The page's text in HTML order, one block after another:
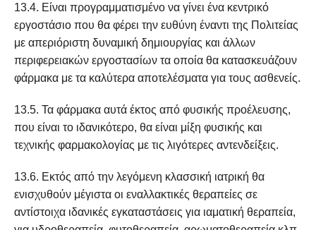
13.4. Είναι προγραμματισμένο να γίνει ένα κεντρικό
εργοστάσιο που θα φέρει την ευθύνη έναντι της Πολιτείας
με απεριόριστη δυναμική δημιουργίας και άλλων
περιφερειακών εργοστασίων τα οποία θα κατασκευάζουν
φάρμακα με τα καλύτερα αποτελέσματα για τους ασθενείς.
13.5. Τα φάρμακα αυτά έκτος από φυσικής προέλευσης,
που είναι το ιδανικότερο, θα είναι μίξη φυσικής και
τεχνικής φαρμακολογίας με τις λιγότερες αντενδείξεις.
13.6. Εκτός από την λεγόμενη κλασσική ιατρική θα
ενισχυθούν μέγιστα οι εναλλακτικές θεραπείες σε
αντίστοιχα ιδανικές εγκαταστάσεις για ιαματική θεραπεία,